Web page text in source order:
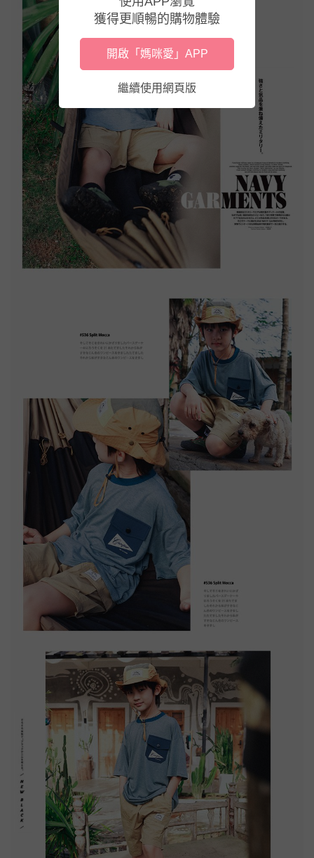
獲得更順暢的購物體驗
開啟「媽咪愛」APP
繼續使用網頁版